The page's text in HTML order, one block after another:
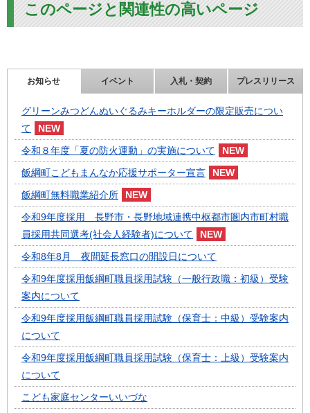
このページと関連性の高いページ
お知らせ イベント 入札・契約 プレスリリース
グリーンみつどんぬいぐるみキーホルダーの限定販売につい
て
令和８年度「夏の防火運動」の実施について
飯綱町こどもまんなか応援サポーター宣言
飯綱町無料職業紹介所
令和9年度採用 長野市・長野地域連携中枢都市圏内市町村職
員採用共同選考(社会人経験者)について
令和8年8月 夜間延長窓口の開設日について
令和9年度採用飯綱町職員採用試験（一般行政職：初級）受験
案内について
令和9年度採用飯綱町職員採用試験（保育士：中級）受験案内
について
令和9年度採用飯綱町職員採用試験（保育士：上級）受験案内
について
こども家庭センターいいづな